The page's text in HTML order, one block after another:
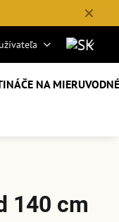
✕
NA MIERU
140 cm